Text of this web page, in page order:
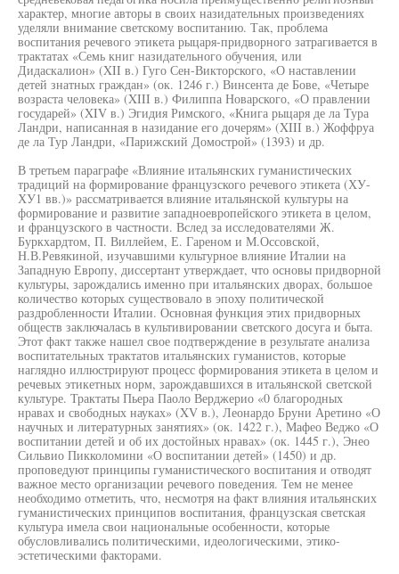
характер, многие авторы в своих назидательных произведениях
уделяли внимание светскому воспитанию. Так, проблема
воспитания речевого этикета рыцаря-придворного затрагивается в
трактатах «Семь книг назидательного обучения, или
Дидаскалион» (XII в.) Гуго Сен-Викторского, «О наставлении
детей знатных граждан» (ок. 1246 г.) Винсента де Бове, «Четыре
возраста человека» (XIII в.) Филиппа Новарского, «О правлении
государей» (XIV в.) Эгидия Римского, «Книга рыцаря де ла Тура
Ландри, написанная в назидание его дочерям» (XIII в.) Жоффруа
де ла Тур Ландри, «Парижский Домострой» (1393) и др.
В третьем параграфе «Влияние итальянских гуманистических
традиций на формирование французского речевого этикета (ХУ-
ХУ1 вв.)» рассматривается влияние итальянской культуры на
формирование и развитие западноевропейского этикета в целом,
и французского в частности. Вслед за исследователями Ж.
Буркхардтом, П. Виллейем, Е. Гареном и М.Оссовской,
Н.В.Ревякиной, изучавшими культурное влияние Италии на
Западную Европу, диссертант утверждает, что основы придворной
культуры, зарождались именно при итальянских дворах, большое
количество которых существовало в эпоху политической
раздробленности Италии. Основная функция этих придворных
обществ заключалась в культивировании светского досуга и быта.
Этот факт также нашел свое подтверждение в результате анализа
воспитательных трактатов итальянских гуманистов, которые
наглядно иллюстрируют процесс формирования этикета в целом и
речевых этикетных норм, зарождавшихся в итальянской светской
культуре. Трактаты Пьера Паоло Верджерио «0 благородных
нравах и свободных науках» (XV в.), Леонардо Бруни Аретино «О
научных и литературных занятиях» (ок. 1422 г.), Мафео Веджо «О
воспитании детей и об их достойных нравах» (ок. 1445 г.), Энео
Сильвио Пикколомини «О воспитании детей» (1450) и др.
проповедуют принципы гуманистического воспитания и отводят
важное место организации речевого поведения. Тем не менее
необходимо отметить, что, несмотря на факт влияния итальянских
гуманистических принципов воспитания, французская светская
культура имела свои национальные особенности, которые
обусловливались политическими, идеологическими, этико-
эстетическими факторами.